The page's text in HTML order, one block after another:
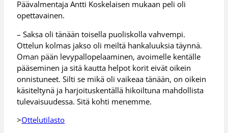
Päävalmentaja Antti Koskelaisen mukaan peli oli
opettavainen.
– Saksa oli tänään toisella puoliskolla vahvempi.
Ottelun kolmas jakso oli meiltä hankaluuksia täynnä.
Oman pään levypallopelaaminen, avoimelle kentälle
pääseminen ja sitä kautta helpot korit eivät oikein
onnistuneet. Silti se mikä oli vaikeaa tänään, on oikein
käsiteltynä ja harjoituskentällä hikoiltuna mahdollista
tulevaisuudessa. Sitä kohti menemme.
>Ottelutilasto